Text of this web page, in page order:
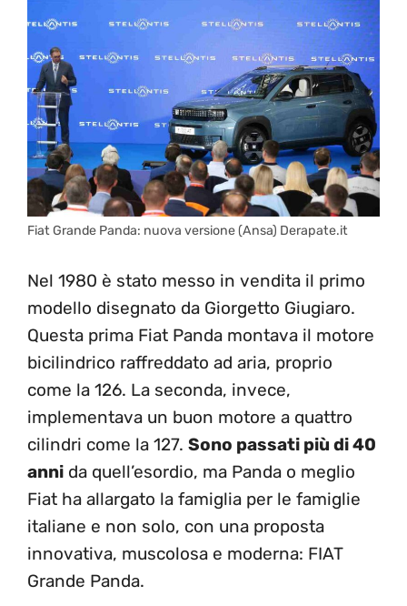
Fiat Grande Panda: nuova versione (Ansa) Derapate.it
Nel 1980 è stato messo in vendita il primo
modello disegnato da Giorgetto Giugiaro.
Questa prima Fiat Panda montava il motore
bicilindrico raffreddato ad aria, proprio
come la 126. La seconda, invece,
implementava un buon motore a quattro
cilindri come la 127. Sono passati più di 40
anni da quell’esordio, ma Panda o meglio
Fiat ha allargato la famiglia per le famiglie
italiane e non solo, con una proposta
innovativa, muscolosa e moderna: FIAT
Grande Panda.